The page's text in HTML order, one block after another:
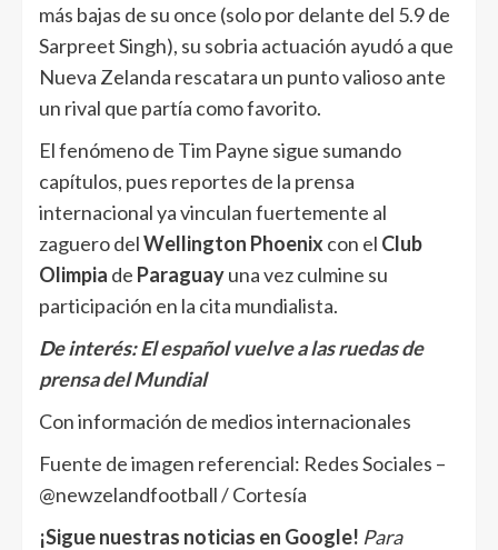
más bajas de su once (solo por delante del 5.9 de
Sarpreet Singh), su sobria actuación ayudó a que
Nueva Zelanda rescatara un punto valioso ante
un rival que partía como favorito.
El fenómeno de Tim Payne sigue sumando
capítulos, pues reportes de la prensa
internacional ya vinculan fuertemente al
zaguero delWellington Phoenix con el Club
Olimpia de Paraguayuna vez culmine su
participación en la cita mundialista.
De interés:El español vuelve a las ruedas de
prensa del Mundial
Con información de medios internacionales
Fuente de imagen referencial: Redes Sociales –
@newzelandfootball / Cortesía
¡Sigue nuestras noticias en Google! Para